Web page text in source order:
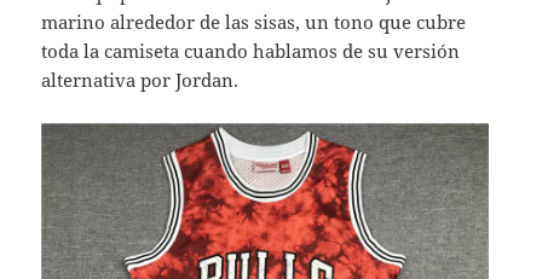
marino alrededor de las sisas, un tono que cubre
toda la camiseta cuando hablamos de su versión
alternativa por Jordan.